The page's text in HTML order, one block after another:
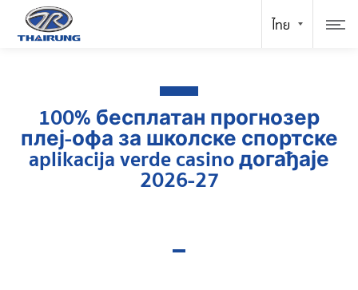
100% бесплатан прогнозер
плеј-офа за школске спортске
aplikacija verde casino догађаје
2026-27